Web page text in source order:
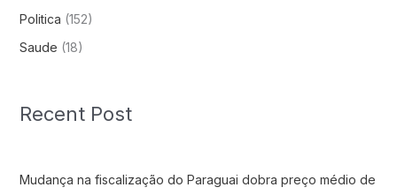
Politica (152)
Saude (18)
Recent Post
Mudança na fiscalização do Paraguai dobra preço médio de